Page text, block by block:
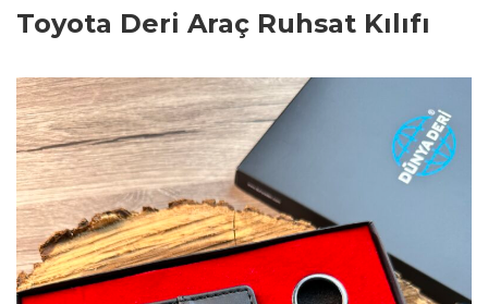
Toyota Deri Araç Ruhsat Kılıfı